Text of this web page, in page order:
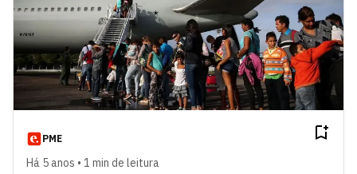
PME
Há 5 anos • 1 min de leitura